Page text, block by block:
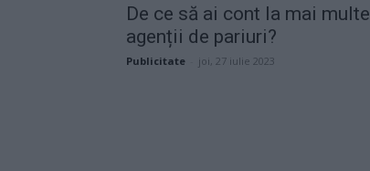
De ce să ai cont la mai multe
agenții de pariuri?
Publicitate joi, 27 iulie 2023